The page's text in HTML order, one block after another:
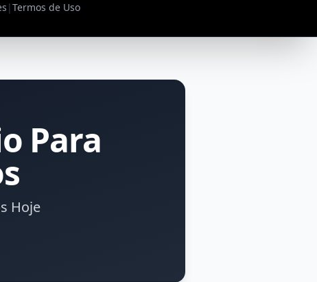
|Termos de Uso
Para
Hoje